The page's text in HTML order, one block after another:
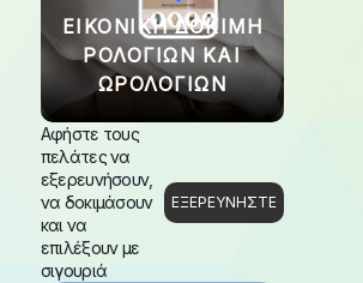
ΕΙΚΟΝΙΚΉ ΔΟΚΙΜΉ
ΡΟΛΟΓΙΏΝ ΚΑΙ
ΩΡΟΛΟΓΊΩΝ
Αφήστε τους
πελάτες να
εξερευνήσουν,
να δοκιμάσουν
και να
επιλέξουν με
σιγουριά
ΕΞΕΡΕΥΝΉΣΤΕ